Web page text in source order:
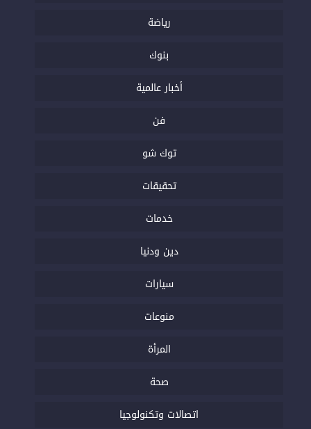
رياضة
بنوك
أخبار عالمية
فن
توك شو
تحقيقات
خدمات
دين ودنيا
سيارات
منوعات
المرأة
صحة
اتصالات وتكنولوجيا